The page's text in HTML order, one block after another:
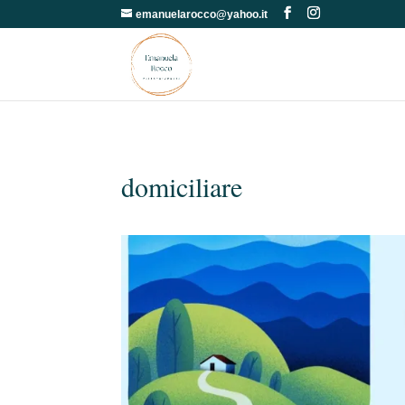
emanuelarocco@yahoo.it
domiciliare